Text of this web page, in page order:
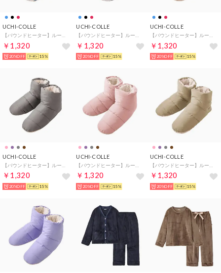
UCHI-COLLE
￥1,320
20%OFF 15%
UCHI-COLLE
￥1,320
20%OFF 15%
UCHI-COLLE
￥1,320
20%OFF 15%
UCHI-COLLE
￥1,320
20%OFF 15%
UCHI-COLLE
￥1,320
20%OFF 15%
UCHI-COLLE
￥1,320
20%OFF 15%